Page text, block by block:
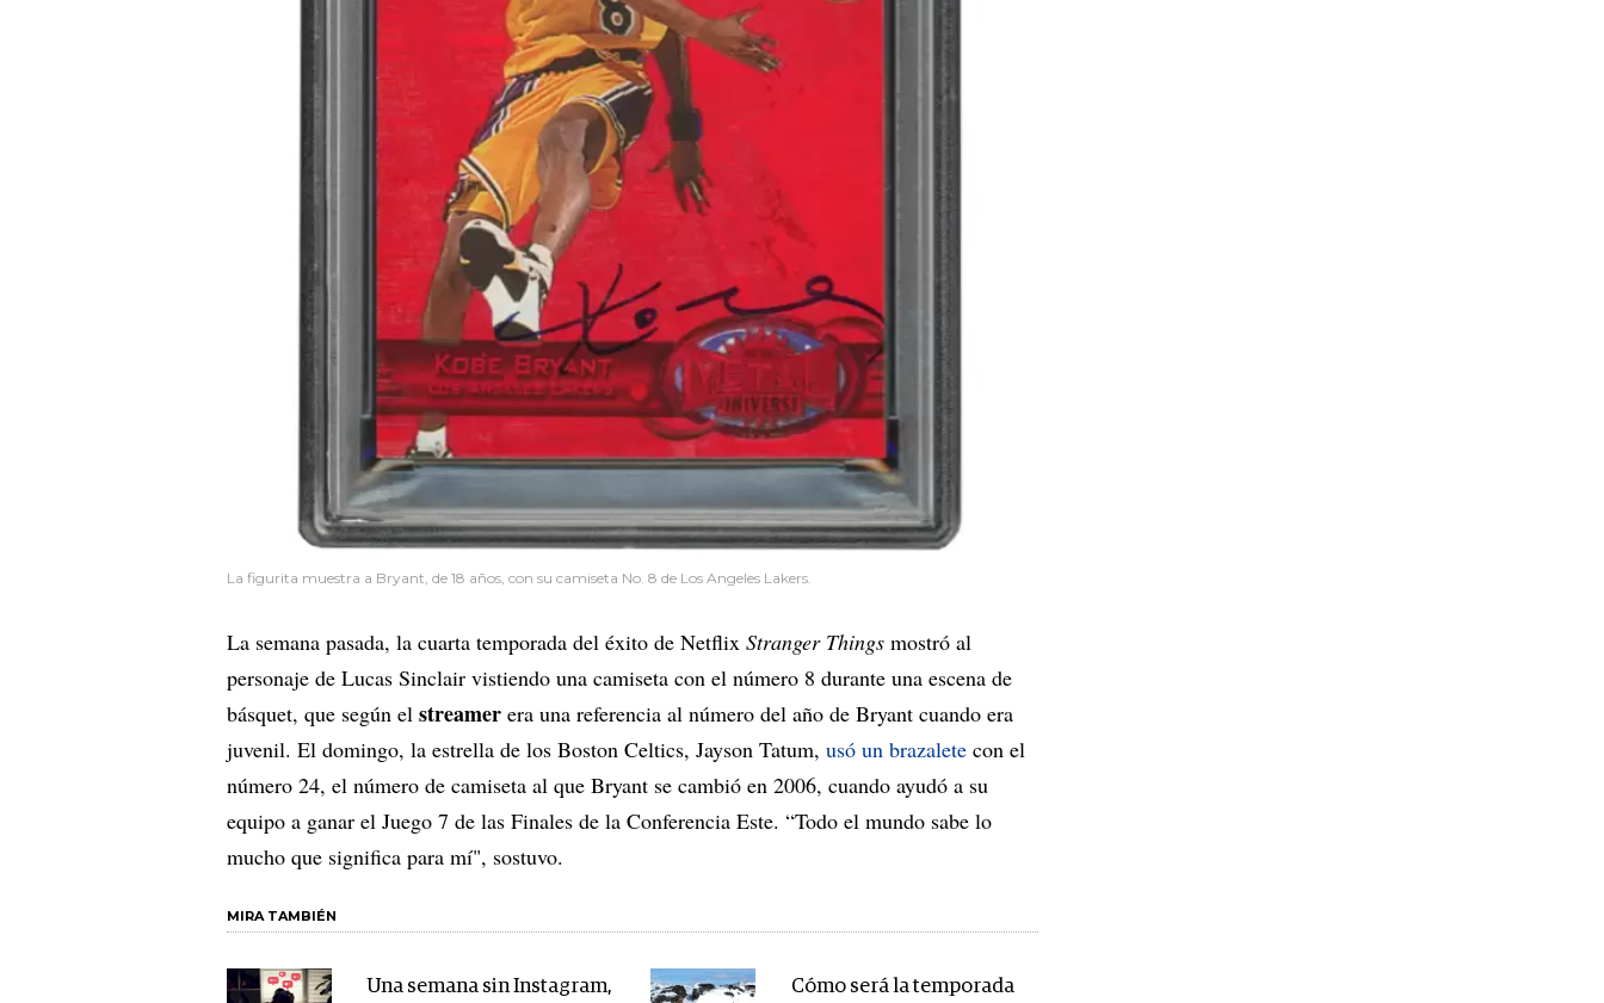
La figurita muestra a Bryant, de 18 años, con su camiseta No. 8 de Los Angeles Lakers.
La semana pasada, la cuarta temporada del éxito de Netflix Stranger Things mostró al
personaje de Lucas Sinclair vistiendo una camiseta con el número 8 durante una escena de
básquet, que según el streamer era una referencia al número del año de Bryant cuando era
juvenil. El domingo, la estrella de los Boston Celtics, Jayson Tatum, usó un brazalete con el
número 24, el número de camiseta al que Bryant se cambió en 2006, cuando ayudó a su
equipo a ganar el Juego 7 de las Finales de la Conferencia Este. “Todo el mundo sabe lo
mucho que significa para mí", sostuvo.
MIRA TAMBIÉN
Una semana sin Instagram, Cómo será la temporada